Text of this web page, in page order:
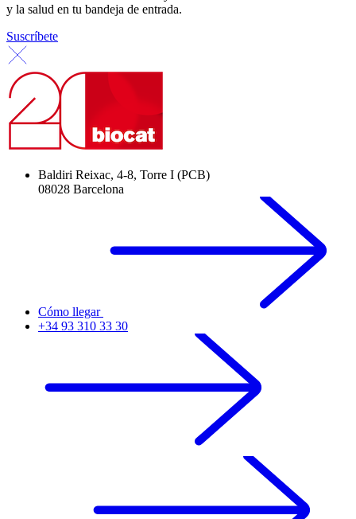
y la salud en tu bandeja de entrada.
Suscríbete
Baldiri Reixac, 4-8, Torre I (PCB)
08028 Barcelona
Cómo llegar
+34 93 310 33 30